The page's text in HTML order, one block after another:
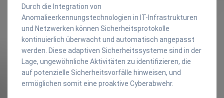
Durch die Integration von
Anomalieerkennungstechnologien in IT-Infrastrukturen
und Netzwerken können Sicherheitsprotokolle
kontinuierlich überwacht und automatisch angepasst
werden. Diese adaptiven Sicherheitssysteme sind in der
Lage, ungewöhnliche Aktivitäten zu identifizieren, die
auf potenzielle Sicherheitsvorfälle hinweisen, und
ermöglichen somit eine proaktive Cyberabwehr.